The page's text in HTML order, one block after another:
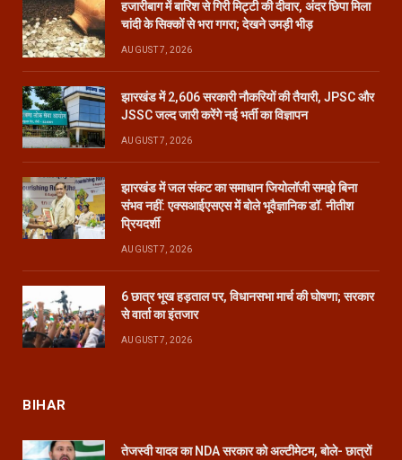
हजारीबाग में बारिश से गिरी मिट्टी की दीवार, अंदर छिपा मिला
चांदी के सिक्कों से भरा गगरा; देखने उमड़ी भीड़
AUGUST 7, 2026
झारखंड में 2,606 सरकारी नौकरियों की तैयारी, JPSC और
JSSC जल्द जारी करेंगे नई भर्ती का विज्ञापन
AUGUST 7, 2026
झारखंड में जल संकट का समाधान जियोलॉजी समझे बिना
संभव नहीं: एक्सआईएसएस में बोले भूवैज्ञानिक डॉ. नीतीश
प्रियदर्शी
AUGUST 7, 2026
6 छात्र भूख हड़ताल पर, विधानसभा मार्च की घोषणा; सरकार
से वार्ता का इंतजार
AUGUST 7, 2026
BIHAR
तेजस्वी यादव का NDA सरकार को अल्टीमेटम, बोले- छात्रों